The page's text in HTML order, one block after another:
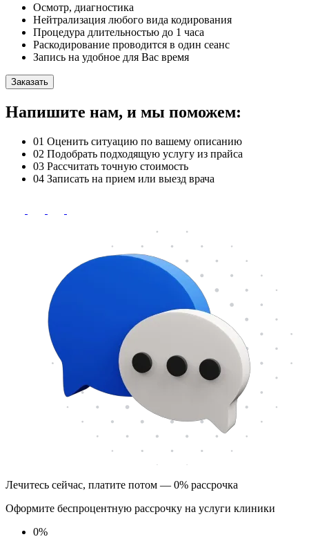
Осмотр, диагностика
Нейтрализация любого вида кодирования
Процедура длительностью до 1 часа
Раскодирование проводится в один сеанс
Запись на удобное для Вас время
Заказать
Напишите нам, и мы поможем:
01 Оценить ситуацию по вашему описанию
02 Подобрать подходящую услугу из прайса
03 Рассчитать точную стоимость
04 Записать на прием или выезд врача
Лечитесь сейчас, платите потом — 0% рассрочка
Оформите беспроцентную рассрочку на услуги клиники
0%